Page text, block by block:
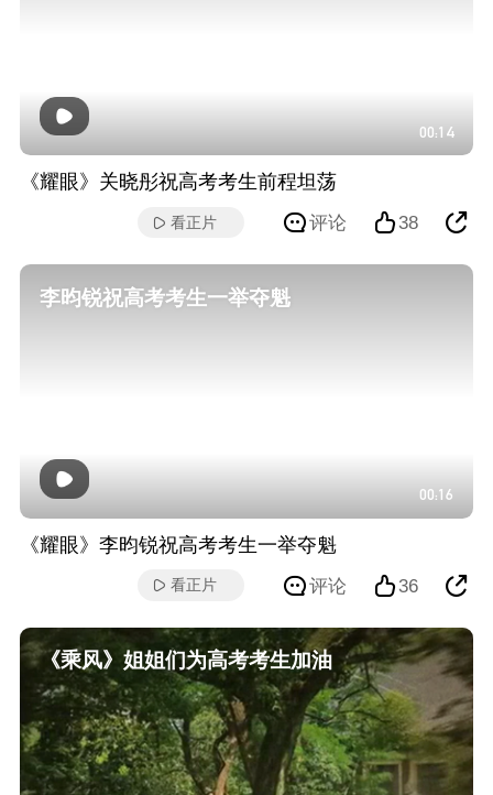
00:14
《耀眼》关晓彤祝高考考生前程坦荡
38
评论
看正片
李昀锐祝高考考生一举夺魁
00:16
《耀眼》李昀锐祝高考考生一举夺魁
36
评论
看正片
《乘风》姐姐们为高考考生加油